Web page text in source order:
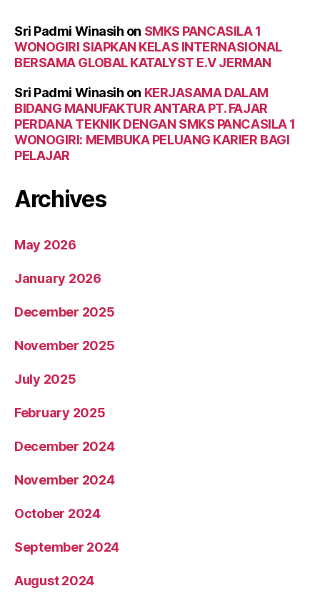
Sri Padmi Winasih on SMKS PANCASILA 1
WONOGIRI SIAPKAN KELAS INTERNASIONAL
BERSAMA GLOBAL KATALYST E.V JERMAN
Sri Padmi Winasih on KERJASAMA DALAM
BIDANG MANUFAKTUR ANTARA PT. FAJAR
PERDANA TEKNIK DENGAN SMKS PANCASILA 1
WONOGIRI: MEMBUKA PELUANG KARIER BAGI
PELAJAR
Archives
May 2026
January 2026
December 2025
November 2025
July 2025
February 2025
December 2024
November 2024
October 2024
September 2024
August 2024